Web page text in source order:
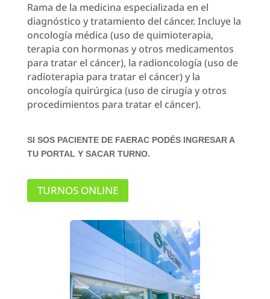
Rama de la medicina especializada en el
diagnóstico y tratamiento del cáncer. Incluye la
oncología médica (uso de quimioterapia,
terapia con hormonas y otros medicamentos
para tratar el cáncer), la radioncología (uso de
radioterapia para tratar el cáncer) y la
oncología quirúrgica (uso de cirugía y otros
procedimientos para tratar el cáncer).
SI SOS PACIENTE DE FAERAC PODÉS INGRESAR A
TU PORTAL Y SACAR TURNO.
TURNOS ONLINE